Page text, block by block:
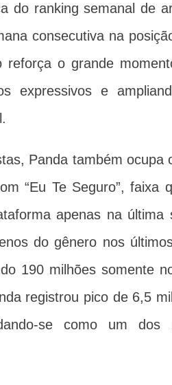
do ranking semanal de
consecutiva na
o grande
expressivos e
Panda também ocupa
“Eu Te Seguro”, faixa
apenas na
do gênero nos
190 milhões somente
registrou pico de 6,5
se como um